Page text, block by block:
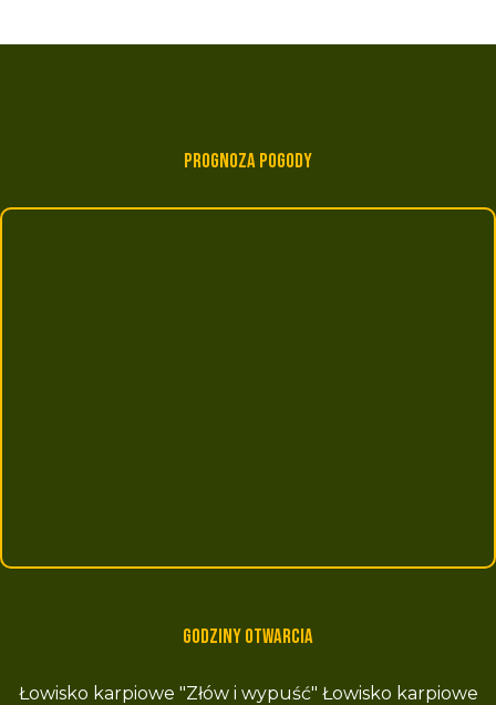
Prognoza pogody
Godziny otwarcia
Łowisko karpiowe "Złów i wypuść" Łowisko karpiowe